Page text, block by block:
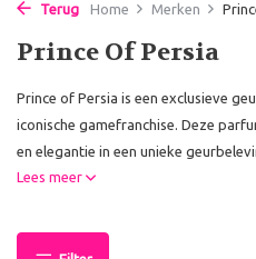
Terug Home Merken
Prince Of Persia
Prince of Persia is een exclusieve
iconische gamefranchise. Deze
en elegantie in een unieke
Lees meer